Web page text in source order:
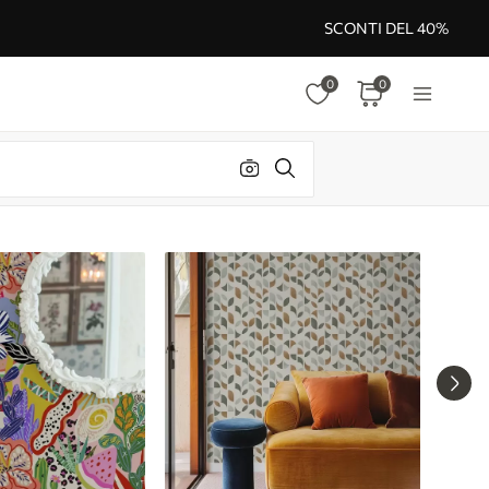
SCONTI DEL 40%
0 0